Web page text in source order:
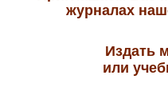
журналах
Издать
или